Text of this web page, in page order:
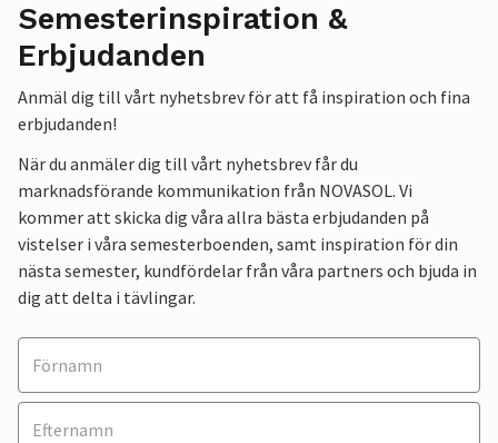
Semesterinspiration &
Erbjudanden
Anmäl dig till vårt nyhetsbrev för att få inspiration och fina
erbjudanden!
När du anmäler dig till vårt nyhetsbrev får du
marknadsförande kommunikation från NOVASOL. Vi
kommer att skicka dig våra allra bästa erbjudanden på
vistelser i våra semesterboenden, samt inspiration för din
nästa semester, kundfördelar från våra partners och bjuda in
dig att delta i tävlingar.